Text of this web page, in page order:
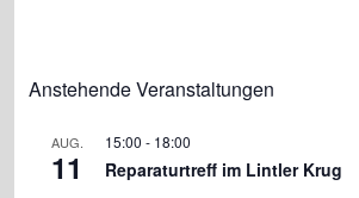
Anstehende Veranstaltungen
AUG.
11
15:00 - 18:00
Reparaturtreff im Lintler Krug